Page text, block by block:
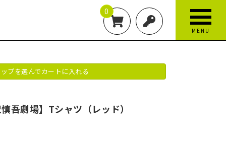
0
MENU
プを選んでカートに入れる
吾劇場】Tシャツ（レッド）